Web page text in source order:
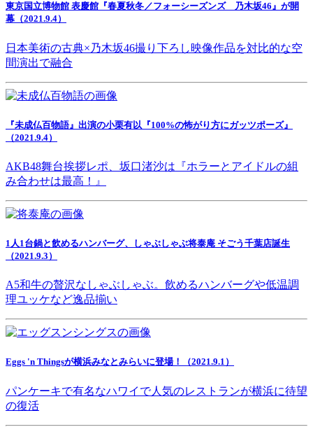
東京国立博物館 表慶館『春夏秋冬／フォーシーズンズ 乃木坂46』が開
幕（2021.9.4）
日本美術の古典×乃木坂46撮り下ろし映像作品を対比的な空
間演出で融合
『未成仏百物語』出演の小栗有以『100%の怖がり方にガッツポーズ』
（2021.9.4）
AKB48舞台挨拶レポ、坂口渚沙は『ホラーとアイドルの組
み合わせは最高！』
1人1台鍋と飲めるハンバーグ、しゃぶしゃぶ将泰庵 そごう千葉店誕生
（2021.9.3）
A5和牛の贅沢なしゃぶしゃぶ。飲めるハンバーグや低温調
理ユッケなど逸品揃い
Eggs 'n Thingsが横浜みなとみらいに登場！（2021.9.1）
パンケーキで有名なハワイで人気のレストランが横浜に待望
の復活